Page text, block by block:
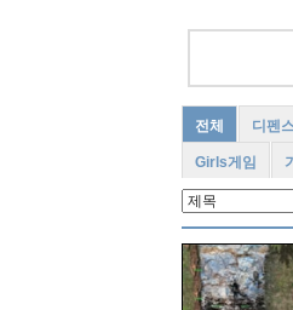
전체 디펜
Girls게임